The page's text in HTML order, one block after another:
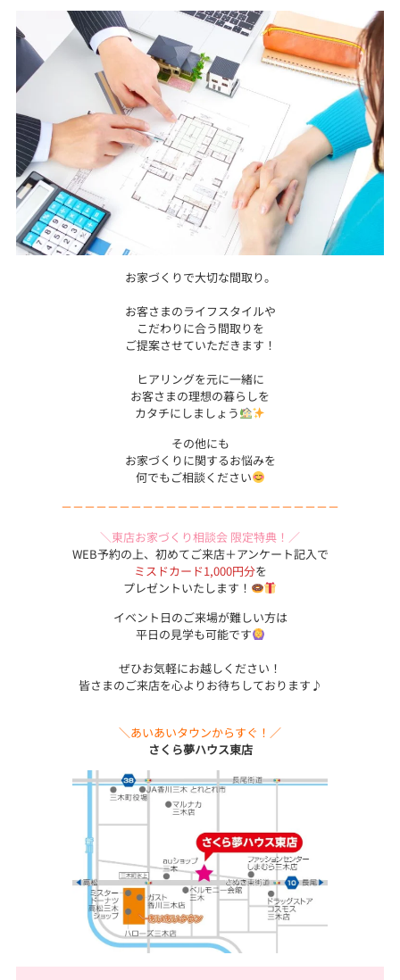
お家づくりで大切な間取り。
お客さまのライフスタイルや
こだわりに合う間取りを
ご提案させていただきます！
ヒアリングを元に一緒に
お客さまの理想の暮らしを
カタチにしましょう
その他にも
お家づくりに関するお悩みを
何でもご相談ください
－－－－－－－－－－－－－－－－－－－－－－－－
＼東店お家づくり相談会 限定特典！／
WEB予約の上、初めてご来店＋アンケート記入で
ミスドカード1,000円分を
プレゼントいたします！
イベント日のご来場が難しい方は
平日の見学も可能です
ぜひお気軽にお越しください！
皆さまのご来店を心よりお待ちしております♪
＼あいあいタウンからすぐ！／
さくら夢ハウス東店